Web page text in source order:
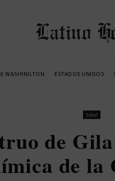
Latino
WASHINGTON ESTADOS UNIDOS
Salud
de
de la